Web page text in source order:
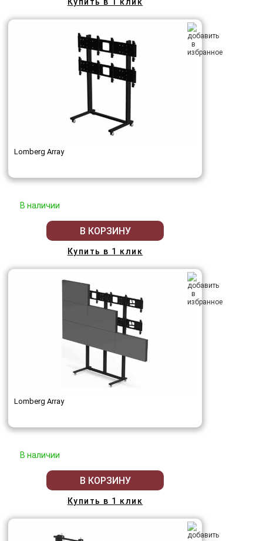
Купить в 1 клик
Lomberg Array
В наличии
В КОРЗИНУ
Купить в 1 клик
Lomberg Array
В наличии
В КОРЗИНУ
Купить в 1 клик